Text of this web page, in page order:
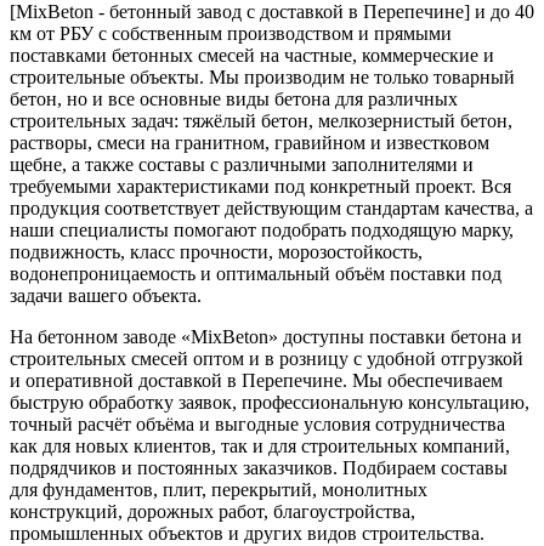
[MixBeton - бетонный завод с доставкой в Перепечине] и до 40
км от РБУ с собственным производством и прямыми
поставками бетонных смесей на частные, коммерческие и
строительные объекты. Мы производим не только товарный
бетон, но и все основные виды бетона для различных
строительных задач: тяжёлый бетон, мелкозернистый бетон,
растворы, смеси на гранитном, гравийном и известковом
щебне, а также составы с различными заполнителями и
требуемыми характеристиками под конкретный проект. Вся
продукция соответствует действующим стандартам качества, а
наши специалисты помогают подобрать подходящую марку,
подвижность, класс прочности, морозостойкость,
водонепроницаемость и оптимальный объём поставки под
задачи вашего объекта.
На бетонном заводе «MixBeton» доступны поставки бетона и
строительных смесей оптом и в розницу с удобной отгрузкой
и оперативной доставкой в Перепечине. Мы обеспечиваем
быструю обработку заявок, профессиональную консультацию,
точный расчёт объёма и выгодные условия сотрудничества
как для новых клиентов, так и для строительных компаний,
подрядчиков и постоянных заказчиков. Подбираем составы
для фундаментов, плит, перекрытий, монолитных
конструкций, дорожных работ, благоустройства,
промышленных объектов и других видов строительства.